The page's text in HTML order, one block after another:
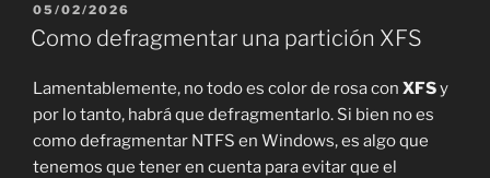
PUBLICADO
EL
05/02/2026
Como defragmentar una partición XFS
Lamentablemente, no todo es color de rosa con XFSy
por lo tanto, habrá que defragmentarlo. Si bien no es
como defragmentar NTFS en Windows, es algo que
tenemos que tener en cuenta para evitar que el